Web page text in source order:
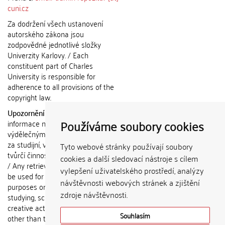
Používáme soubory cookies
Tyto webové stránky používají soubory
cookies a další sledovací nástroje s cílem
vylepšení uživatelského prostředí, analýzy
návštěvnosti webových stránek a zjištění
zdroje návštěvnosti.
Souhlasím
cuni.cz
Za dodržení všech ustanovení
autorského zákona jsou
zodpovědné jednotlivé složky
Univerzity Karlovy. / Each
constituent part of Charles
University is responsible for
adherence to all provisions of the
copyright law.
Upozornění / Notice:
informace nemohou být použity k
výdělečným účelům nebo vydávány
za studijní, vědeckou nebo jinou
tvůrčí činnost jiné osoby než autora.
/ Any retrieved information shall not
be used for any commercial
purposes or claimed as results of
studying, scientific or any other
creative activities of any person
other than the author.